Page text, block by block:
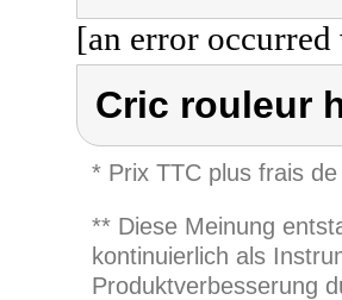
[an error
Cric rouleur
* Prix TTC plus frais
** Diese Meinung
kontinuierlich als
Produktverbesserung